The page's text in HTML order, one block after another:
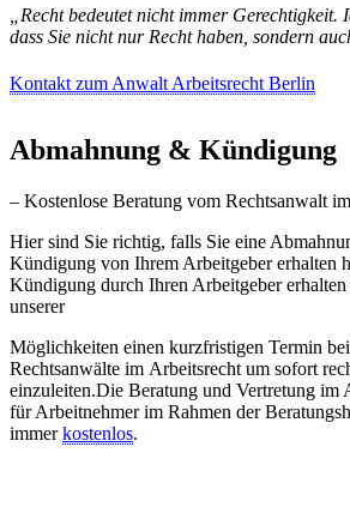
„Recht bedeutet nicht immer Gerechtigkeit.
dass Sie nicht nur Recht haben, sondern
Kontakt zum Anwalt Arbeitsrecht Berlin
Abmahnung & Kündigung
– Kostenlose Beratung vom Rechtsanwalt
Hier sind Sie richtig, falls Sie eine
Kündigung von Ihrem Arbeitgeber erhalten
Kündigung durch Ihren Arbeitgeber erhalten
unserer
Möglichkeiten einen kurzfristigen Termin
Rechtsanwälte im Arbeitsrecht um sofort
einzuleiten.Die Beratung und Vertretung im
für Arbeitnehmer im Rahmen der
immerkostenlos.